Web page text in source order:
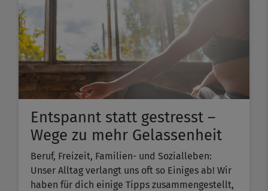
Entspannt statt gestresst –
Wege zu mehr Gelassenheit
Beruf, Freizeit, Familien- und Sozialleben:
Unser Alltag verlangt uns oft so Einiges ab! Wir
haben für dich einige Tipps zusammengestellt,